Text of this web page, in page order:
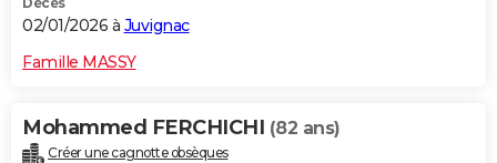
02/01/2026 à Juvignac
Famille MASSY
Mohammed FERCHICHI (82 ans)
Créer une cagnotte obsèques